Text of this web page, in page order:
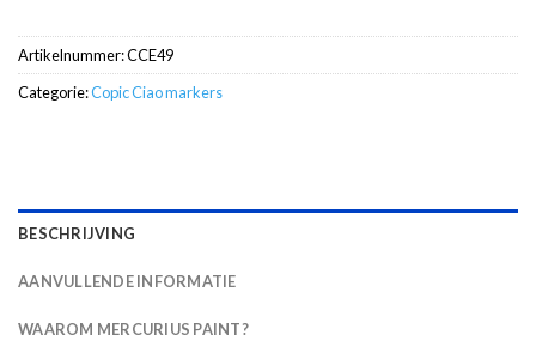
Artikelnummer:CCE49
Categorie:Copic Ciao markers
BESCHRIJVING
AANVULLENDE INFORMATIE
WAAROM MERCURIUS PAINT?